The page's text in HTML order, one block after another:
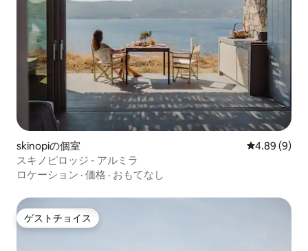
skinopiの個室 レビュー9件
4.89 (9)
スキノピロッジ - アルミラ
ロケーション · 価格 · おもてなし
ゲストチョイス
ゲストチョイス